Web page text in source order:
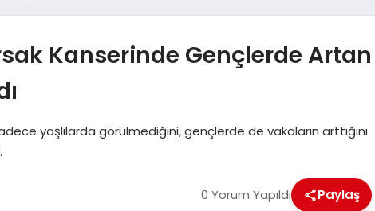
Kanserinde Gençlerde Artan
yaşlılarda görülmediğini, gençlerde de vakaların arttığını
0 Yorum Yapıldı Paylaş